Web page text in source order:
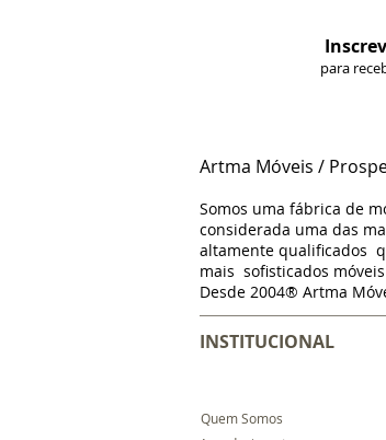
para
Artma Móveis /
Somos uma fábrica de
considerada uma das
altamente qualificados
mais sofisticados
Desde 2004® Artma
INSTITUCIONAL
Quem Somos